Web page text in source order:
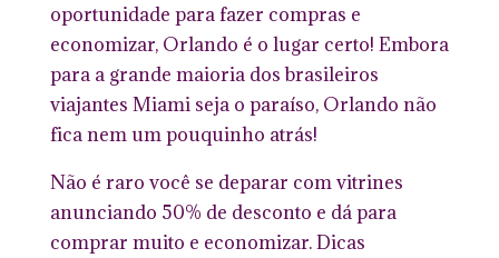
oportunidade para fazer compras e
economizar, Orlando é o lugar certo! Embora
para a grande maioria dos brasileiros
viajantes Miami seja o paraíso, Orlando não
fica nem um pouquinho atrás!
Não é raro você se deparar com vitrines
anunciando 50% de desconto e dá para
comprar muito e economizar. Dicas